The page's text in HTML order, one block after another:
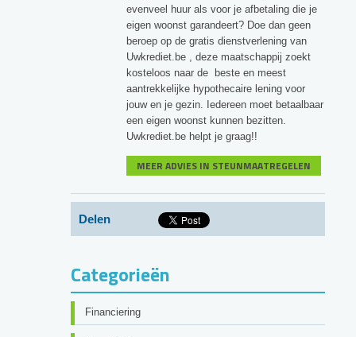
evenveel huur als voor je afbetaling die je
eigen woonst garandeert? Doe dan geen
beroep op de gratis dienstverlening van
Uwkrediet.be , deze maatschappij zoekt
kosteloos naar de beste en meest
aantrekkelijke hypothecaire lening voor
jouw en je gezin. Iedereen moet betaalbaar
een eigen woonst kunnen bezitten.
Uwkrediet.be helpt je graag!!
MEER ADVIES IN STEUNMAATREGELEN
Delen
Categorieën
Financiering